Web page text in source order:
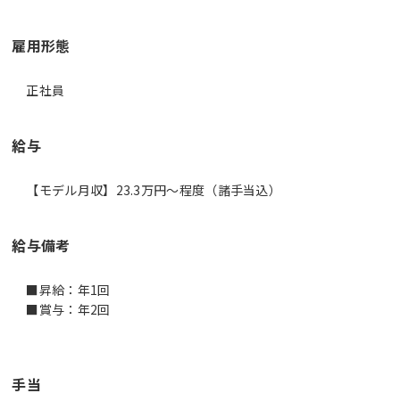
雇用形態
正社員
給与
【モデル月収】23.3万円〜程度（諸手当込）
給与備考
■昇給：年1回
■賞与：年2回
手当